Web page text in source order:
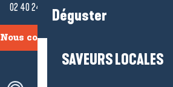
Déguster
SAVEURS LOCALES
02 40 24 34 44
Nous contacter